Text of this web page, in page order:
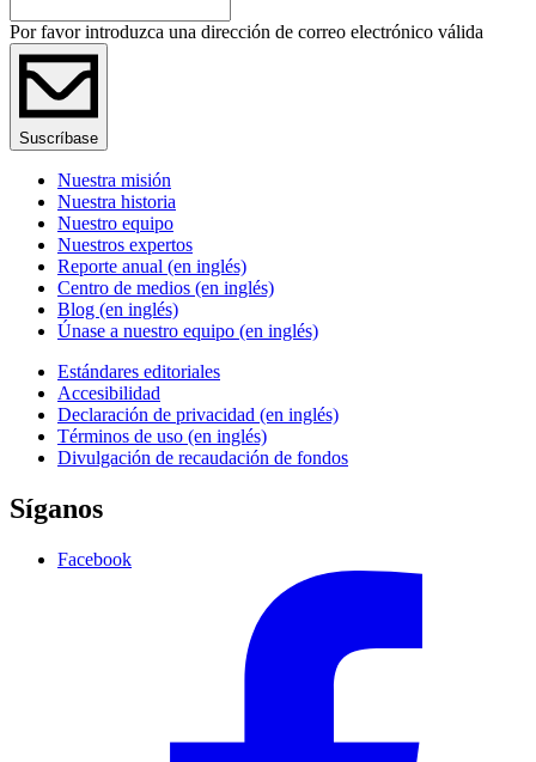
Por favor introduzca una dirección de correo electrónico válida
Suscríbase
Nuestra misión
Nuestra historia
Nuestro equipo
Nuestros expertos
Reporte anual (en inglés)
Centro de medios (en inglés)
Blog (en inglés)
Únase a nuestro equipo (en inglés)
Estándares editoriales
Accesibilidad
Declaración de privacidad (en inglés)
Términos de uso (en inglés)
Divulgación de recaudación de fondos
Síganos
Facebook